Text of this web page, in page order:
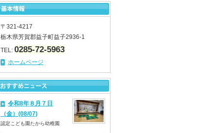
〒321-4217
栃木県芳賀郡益子町益子2936-1
TEL: 0285-72-5963
ホームページ
令和8年８月７日
（金）(08/07)
認定こども園たから幼稚園